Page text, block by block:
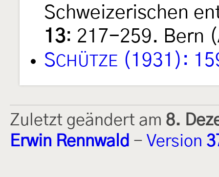
Schweizerischen
13: 217-259. Bern
SCHÜTZE (1931):
Zuletzt geändert am 8.
Erwin Rennwald - Version